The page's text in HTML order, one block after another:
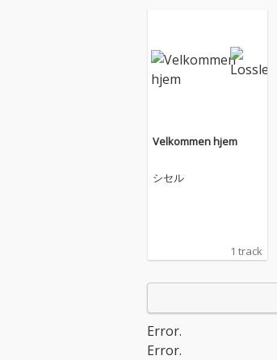
Velkommen hjem
シセル
1 track
Error.
Error.